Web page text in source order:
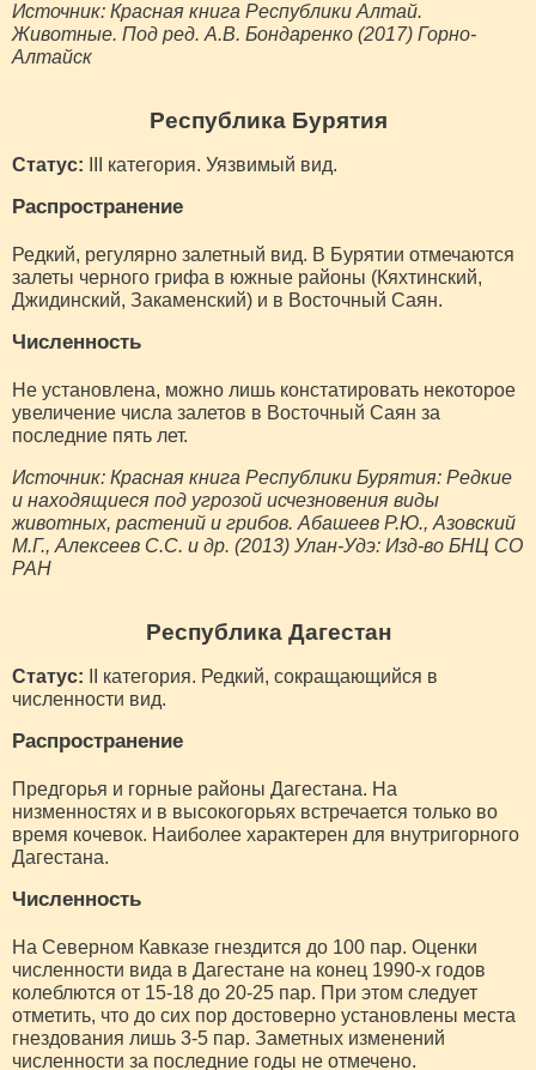
Источник: Красная книга Республики Алтай.
Животные. Под ред. А.В. Бондаренко (2017) Горно-
Алтайск
Республика Бурятия
Статус: III категория. Уязвимый вид.
Распространение
Редкий, регулярно залетный вид. В Бурятии отмечаются
залеты черного грифа в южные районы (Кяхтинский,
Джидинский, Закаменский) и в Восточный Саян.
Численность
Не установлена, можно лишь констатировать некоторое
увеличение числа залетов в Восточный Саян за
последние пять лет.
Источник: Красная книга Республики Бурятия: Редкие
и находящиеся под угрозой исчезновения виды
животных, растений и грибов. Абашеев Р.Ю., Азовский
М.Г., Алексеев С.С. и др. (2013) Улан-Удэ: Изд-во БНЦ СО
РАН
Республика Дагестан
Статус: II категория. Редкий, сокращающийся в
численности вид.
Распространение
Предгорья и горные районы Дагестана. На
низменностях и в высокогорьях встречается только во
время кочевок. Наиболее характерен для внутригорного
Дагестана.
Численность
На Северном Кавказе гнездится до 100 пар. Оценки
численности вида в Дагестане на конец 1990-х годов
колеблются от 15-18 до 20-25 пар. При этом следует
отметить, что до сих пор достоверно установлены места
гнездования лишь 3-5 пар. Заметных изменений
численности за последние годы не отмечено.